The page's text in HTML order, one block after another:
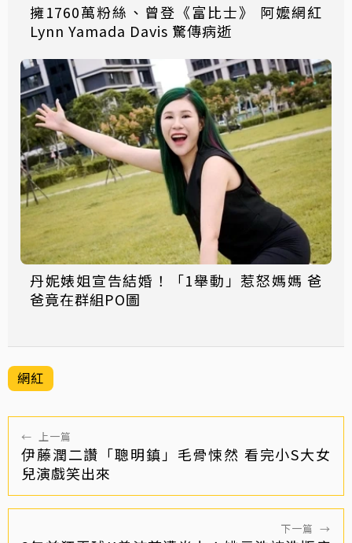
擁1760萬粉絲、曾登《富比士》 阿嬤網紅
Lynn Yamada Davis 驚傳病逝
丹妮婊姐宣告結婚！「1舉動」惹怒媽媽 爸
爸竟在群組PO圖
網紅
← 上一篇
伊藤潤二讚「聰明鎮」毛骨悚然 看完小S大女
兒演戲笑出來
下一篇 →